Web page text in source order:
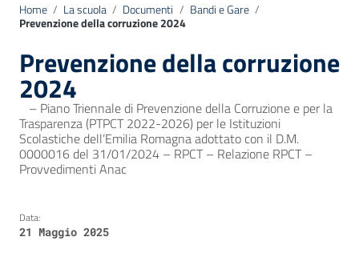
Home / La scuola / Documenti / Bandi e Gare /
Prevenzione della corruzione 2024
Prevenzione della corruzione
2024
– Piano Triennale di Prevenzione della Corruzione e per la
Trasparenza (PTPCT 2022-2026) per le Istituzioni
Scolastiche dell’Emilia Romagna adottato con il D.M.
0000016 del 31/01/2024 – RPCT – Relazione RPCT –
Provvedimenti Anac
Data:
21 Maggio 2025